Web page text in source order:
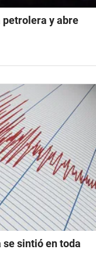
petrolera y abre
se sintió en toda